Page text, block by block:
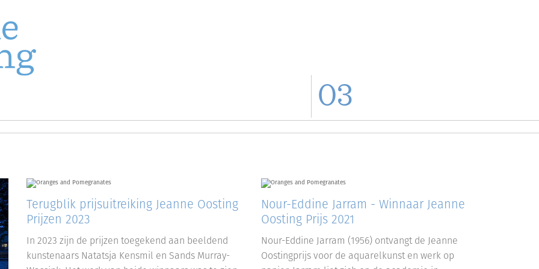
03
Terugblik prijsuitreiking Jeanne Oosting
Prijzen 2023
In 2023 zijn de prijzen toegekend aan beeldend
kunstenaars Natatsja Kensmil en Sands Murray-
Nour-Eddine Jarram - Winnaar Jeanne
Oosting Prijs 2021
Nour-Eddine Jarram (1956) ontvangt de Jeanne
Oostingprijs voor de aquarelkunst en werk op